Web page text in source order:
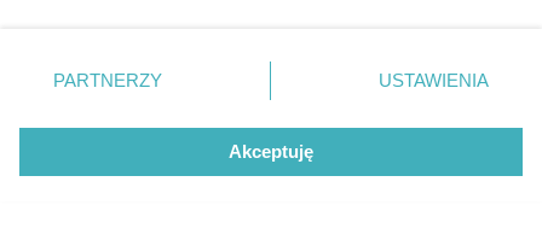
zmienić/wycofać klikając przycisk ustawień prywatności
znajdujący się w lewym dolnym rogu strony
rodzaje przetwarzania danych nie wymagają zgody
użytkownika, ale masz prawo sprzeciwić się takiemu
PARTNERZY USTAWIENIA
Akceptuję